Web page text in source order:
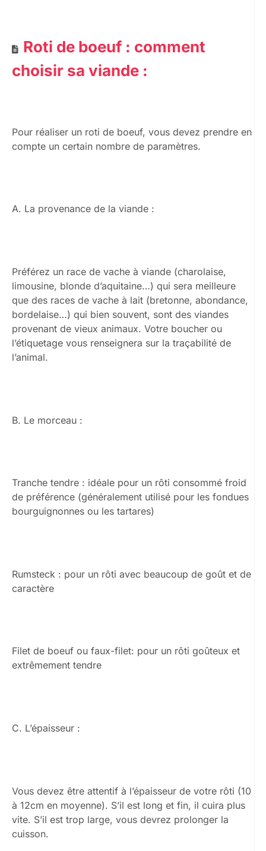
Roti de boeuf : comment
choisir sa viande :
Pour réaliser un roti de boeuf, vous devez prendre en
compte un certain nombre de paramètres.
A. La provenance de la viande :
Préférez un race de vache à viande (charolaise,
limousine, blonde d’aquitaine…) qui sera meilleure
que des races de vache à lait (bretonne, abondance,
bordelaise…) qui bien souvent, sont des viandes
provenant de vieux animaux. Votre boucher ou
l’étiquetage vous renseignera sur la traçabilité de
l’animal.
B. Le morceau :
Tranche tendre : idéale pour un rôti consommé froid
de préférence (généralement utilisé pour les fondues
bourguignonnes ou les tartares)
Rumsteck : pour un rôti avec beaucoup de goût et de
caractère
Filet de boeuf ou faux-filet: pour un rôti goûteux et
extrêmement tendre
C. L’épaisseur :
Vous devez être attentif à l’épaisseur de votre rôti (10
à 12cm en moyenne). S’il est long et fin, il cuira plus
vite. S’il est trop large, vous devrez prolonger la
cuisson.